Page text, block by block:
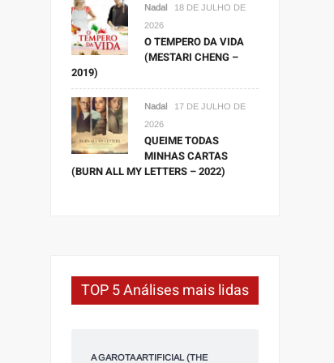
Nadal
18 DE JULHO DE
2026
O TEMPERO DA VIDA
(MESTARI CHENG –
2019)
Nadal
17 DE JULHO DE
2026
QUEIME TODAS
MINHAS CARTAS
(BURN ALL MY LETTERS – 2022)
TOP 5 Análises mais lidas
A GAROTA ARTIFICIAL (THE